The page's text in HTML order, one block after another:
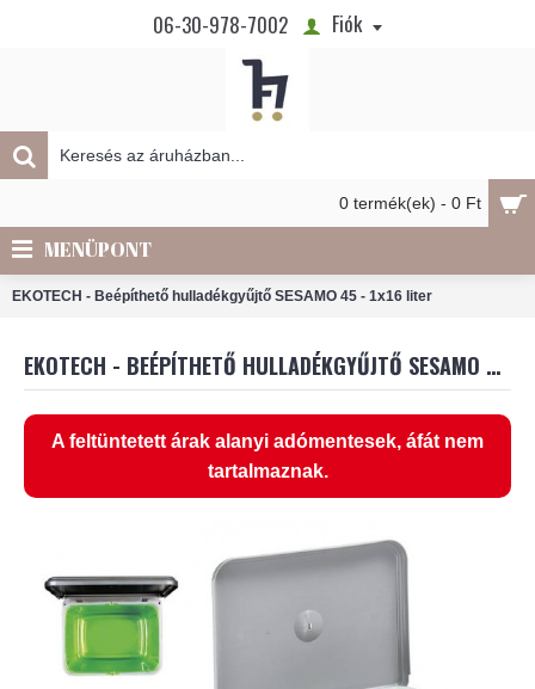
06-30-978-7002 Fiók
0 termék(ek) - 0 Ft
MENÜPONT
EKOTECH - Beépíthető hulladékgyűjtő SESAMO 45 - 1x16 liter
EKOTECH - BEÉPÍTHETŐ HULLADÉKGYŰJTŐ SESAMO 45 - 1X16 LITER
A feltüntetett árak alanyi adómentesek, áfát nem
tartalmaznak.